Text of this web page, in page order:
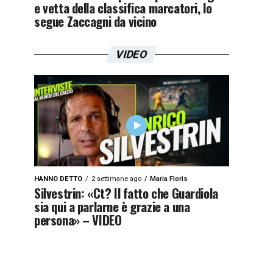
e vetta della classifica marcatori, lo
segue Zaccagni da vicino
VIDEO
HANNO DETTO 2 settimane ago Maria Floris
Silvestrin: «Ct? Il fatto che Guardiola
sia qui a parlarne è grazie a una
persona» – VIDEO